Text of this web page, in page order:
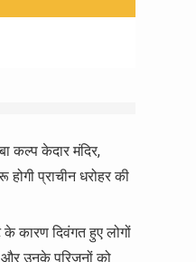
कल्प केदार मंदिर,
प्राचीन धरोहर की
कारण दिवंगत हुए लोगों
और उनके परिजनों को